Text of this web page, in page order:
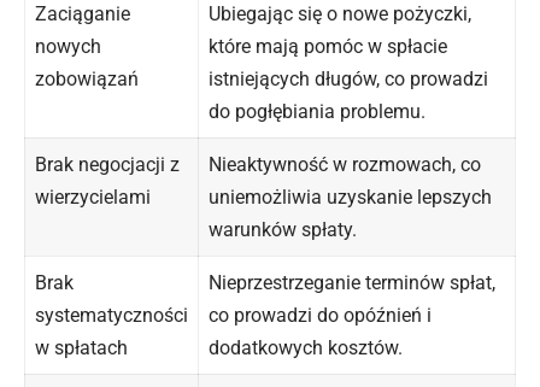
Zaciąganie
nowych
zobowiązań
Ubiegając się o nowe pożyczki,
które mają pomóc w spłacie
istniejących długów, co prowadzi
do pogłębiania problemu.
Brak negocjacji z
wierzycielami
Nieaktywność w rozmowach, co
uniemożliwia uzyskanie lepszych
warunków spłaty.
Brak
systematyczności
w spłatach
Nieprzestrzeganie terminów spłat,
co prowadzi do opóźnień i
dodatkowych kosztów.